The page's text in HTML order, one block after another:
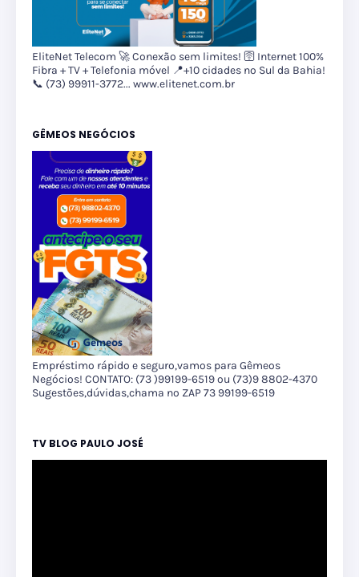
EliteNet Telecom 🚀 Conexão sem limites! 🛜 Internet 100%
Fibra + TV + Telefonia móvel 📍+10 cidades no Sul da Bahia!
📞 (73) 99911-3772... www.elitenet.com.br
GÊMEOS NEGÓCIOS
Empréstimo rápido e seguro,vamos para Gêmeos
Negócios! CONTATO: (73 )99199-6519 ou (73)9 8802-4370
Sugestões,dúvidas,chama no ZAP 73 99199-6519
TV BLOG PAULO JOSÉ